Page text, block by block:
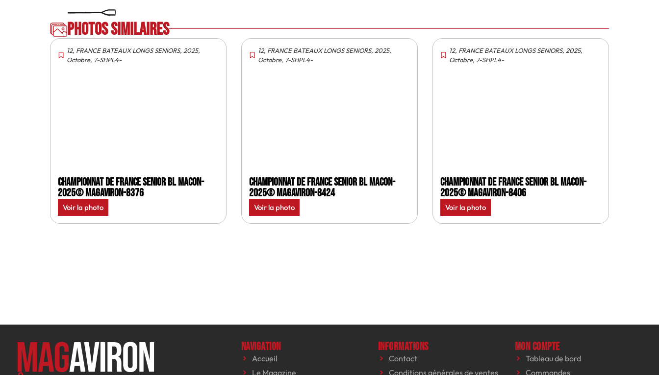
Photos similaires
12, FRANCE BATEAUX LONGS SENIORS, 2025,
Octobre, 7-SHPL4-
Championnat de France senior BL Macon-
2025© MagAviron-8376
Voir la photo
12, FRANCE BATEAUX LONGS SENIORS, 2025,
Octobre, 7-SHPL4-
Championnat de France senior BL Macon-
2025© MagAviron-8424
Voir la photo
12, FRANCE BATEAUX LONGS SENIORS, 2025,
Octobre, 7-SHPL4-
Championnat de France senior BL Macon-
2025© MagAviron-8406
Voir la photo
Navigation
Accueil
Le Magazine
Informations
Contact
Conditions générales de ventes
Mon compte
Tableau de bord
Commandes